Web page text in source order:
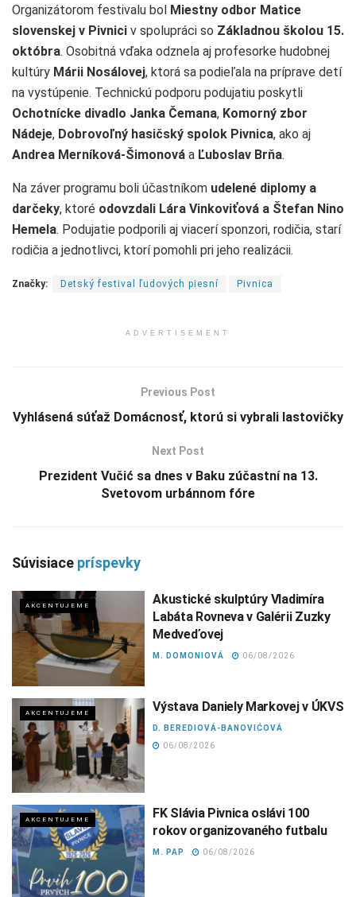
Organizátorom festivalu bol Miestny odbor Matice
slovenskej v Pivnici v spolupráci so Základnou školou 15.
októbra. Osobitná vďaka odznela aj profesorke hudobnej
kultúry Márii Nosálovej, ktorá sa podieľala na príprave detí
na vystúpenie. Technickú podporu podujatiu poskytli
Ochotnícke divadlo Janka Čemana, Komorný zbor
Nádeje, Dobrovoľný hasičský spolok Pivnica, ako aj
Andrea Merníková-Šimonová a Ľuboslav Brňa.
Na záver programu boli účastníkom udelené diplomy a
darčeky, ktoré odovzdali Lára Vinkoviťová a Štefan Nino
Hemela. Podujatie podporili aj viacerí sponzori, rodičia, starí
rodičia a jednotlivci, ktorí pomohli pri jeho realizácii.
Značky: Detský festival ľudových piesní Pivnica
ADVERTISEMENT
Previous Post
Vyhlásená súťaž Domácnosť, ktorú si vybrali lastovičky
Next Post
Prezident Vučić sa dnes v Baku zúčastní na 13.
Svetovom urbánnom fóre
Súvisiace príspevky
AKCENTUJEME
Akustické skulptúry Vladimíra
Labáta Rovneva v Galérii Zuzky
Medveďovej
M. DOMONIOVÁ 06/08/2026
AKCENTUJEME Výstava Daniely Markovej v ÚKVS
D. BEREDIOVÁ-BANOVIĆOVÁ
06/08/2026
AKCENTUJEME
FK Slávia Pivnica oslávi 100
rokov organizovaného futbalu
M. PAP 06/08/2026